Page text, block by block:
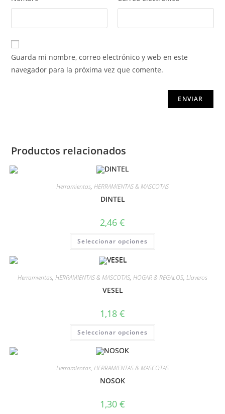
Guarda mi nombre, correo electrónico y web en este
navegador para la próxima vez que comente.
Productos relacionados
Herramientas, HERRAMIENTAS & MASCOTAS
DINTEL
2,46 €
Seleccionar opciones
Herramientas, HERRAMIENTAS & MASCOTAS, HOGAR & REGALOS, Llaveros
VESEL
1,18 €
Seleccionar opciones
Herramientas, HERRAMIENTAS & MASCOTAS
NOSOK
1,30 €